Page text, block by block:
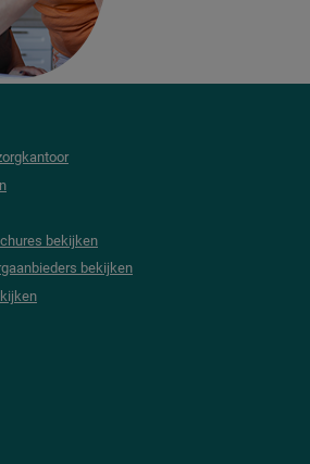
bekijken
bekijken